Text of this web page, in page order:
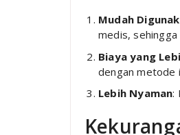
Mudah
medis,
Biaya yang
dengan metode
Lebih Nyaman: